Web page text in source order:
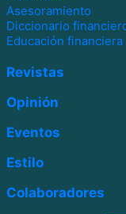
Asesoramiento
Diccionario
Educación financiera
Revistas
Opinión
Eventos
Estilo
Colaboradores